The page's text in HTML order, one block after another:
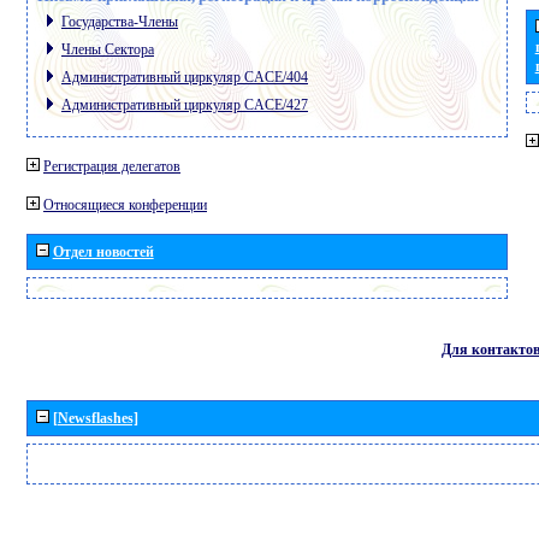
Государства-Члены
Члены Сектора
Административный циркуляр CACE/404
Административный циркуляр CACE/427
Регистрация делегатов
Относящиеся конференции
Отдел новостей
Для контактов
[Newsflashes]